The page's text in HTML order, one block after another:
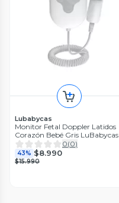
Lubabycas
Monitor Fetal Doppler Latidos
Corazón Bebé Gris LuBabycas
0(0)
43% $8.990
$15.990